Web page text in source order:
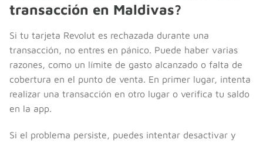
transacción en Maldivas?
Si tu tarjeta Revolut es rechazada durante una
transacción, no entres en pánico. Puede haber varias
razones, como un límite de gasto alcanzado o falta de
cobertura en el punto de venta. En primer lugar, intenta
realizar una transacción en otro lugar o verifica tu saldo
en la app.
Si el problema persiste, puedes intentar desactivar y